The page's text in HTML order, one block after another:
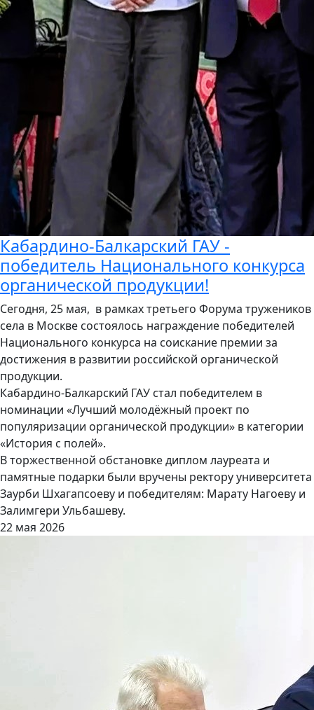
Кабардино-Балкарский ГАУ -
победитель Национального конкурса
органической продукции!
Сегодня, 25 мая, в рамках третьего Форума тружеников
села в Москве состоялось награждение победителей
Национального конкурса на соискание премии за
достижения в развитии российской органической
продукции.
Кабардино-Балкарский ГАУ стал победителем в
номинации «Лучший молодёжный проект по
популяризации органической продукции» в категории
«История с полей».
В торжественной обстановке диплом лауреата и
памятные подарки были вручены ректору университета
Заурби Шхагапсоеву и победителям: Марату Нагоеву и
Залимгери Ульбашеву.
22 мая 2026